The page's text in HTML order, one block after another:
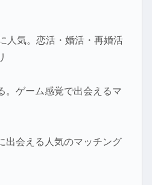
人気。恋活・婚活・再婚活
。ゲーム感覚で出会えるマ
出会える人気のマッチング